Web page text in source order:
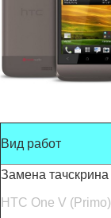
Вид работ
Замена тачскрина
HTC One V (Primo)